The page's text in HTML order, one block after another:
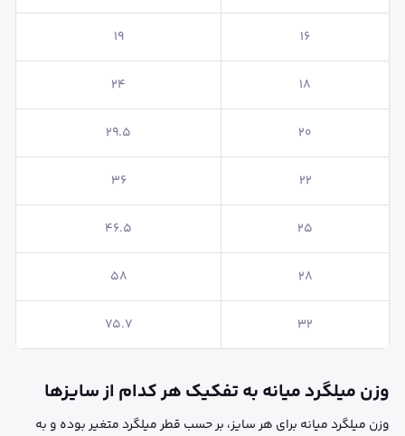
16
19
18
24
20
29.5
22
36
25
46.5
28
58
32
75.7
وزن میلگرد میانه به تفکیک هر کدام از سایزها
وزن میلگرد میانه برای هر سایز، بر حسب قطر میلگرد متغیر بوده و به